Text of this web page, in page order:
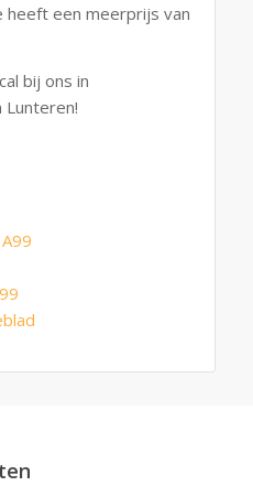
heeft een meerprijs van
bij ons in
Lunteren!